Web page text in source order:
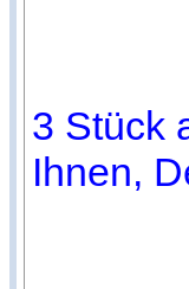
3 Stück
Ihnen,